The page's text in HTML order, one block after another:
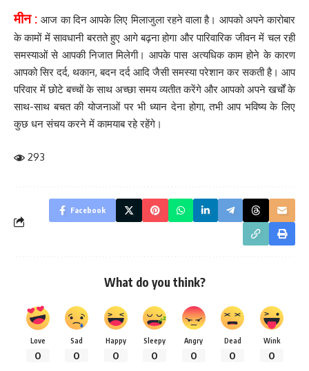
मीन : आज का दिन आपके लिए मिलाजुला रहने वाला है। आपको अपने कारोबार
के कामों में सावधानी बरतते हुए आगे बढ़ना होगा और पारिवारिक जीवन में चल रही
समस्याओं से आपकी निजात मिलेगी। आपके पास अत्यधिक काम होने के कारण
आपको सिर दर्द, थकान, बदन दर्द आदि जैसी समस्या परेशान कर सकती है। आप
परिवार में छोटे बच्चों के साथ अच्छा समय व्यतीत करेंगे और आपको अपने खर्चों के
साथ-साथ बचत की योजनाओं पर भी ध्यान देना होगा, तभी आप भविष्य के लिए
कुछ धन संचय करने में कामयाब रहे रहेंगे।
293
Facebook
What do you think?
Love
0
Sad
0
Happy
0
Sleepy
0
Angry
0
Dead
0
Wink
0